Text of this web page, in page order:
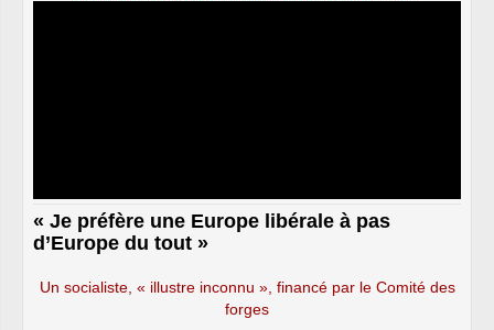
« Je préfère une Europe libérale à pas
d’Europe du tout »
Un socialiste, « illustre inconnu », financé par le Comité des
forges